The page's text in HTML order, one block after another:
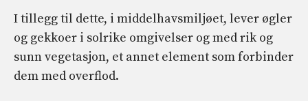
I tillegg til dette, i middelhavsmiljøet, lever øgler
og gekkoer i solrike omgivelser og med rik og
sunn vegetasjon, et annet element som forbinder
dem med overflod.